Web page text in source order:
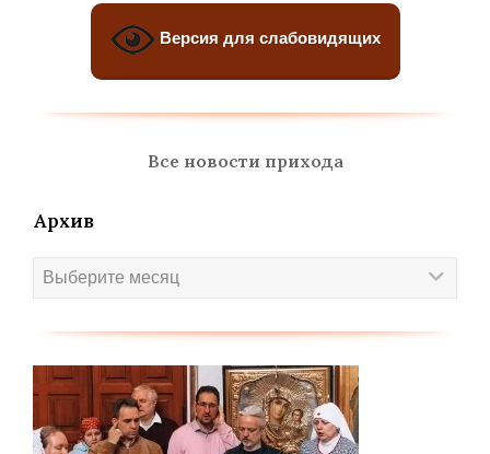
Версия для слабовидящих
Все новости прихода
Архив
Архив